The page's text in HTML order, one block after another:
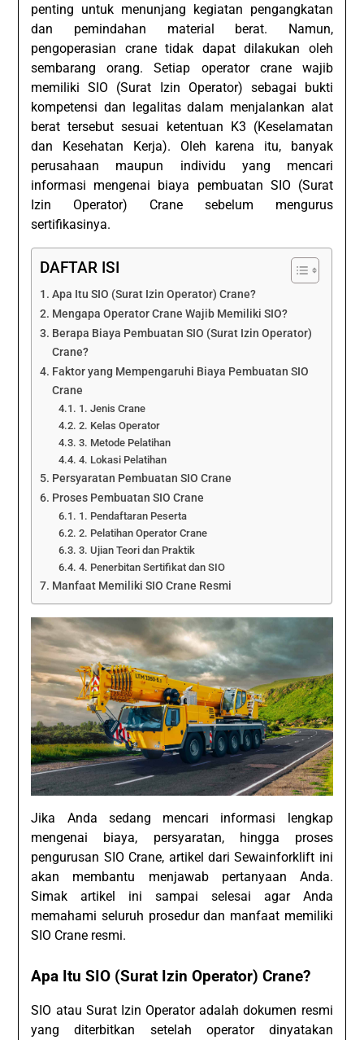
penting untuk menunjang kegiatan pengangkatan
dan pemindahan material berat. Namun,
pengoperasian crane tidak dapat dilakukan oleh
sembarang orang. Setiap operator crane wajib
memiliki SIO (Surat Izin Operator) sebagai bukti
kompetensi dan legalitas dalam menjalankan alat
berat tersebut sesuai ketentuan K3 (Keselamatan
dan Kesehatan Kerja). Oleh karena itu, banyak
perusahaan maupun individu yang mencari
informasi mengenai biaya pembuatan SIO (Surat
Izin Operator) Crane sebelum mengurus
sertifikasinya.
DAFTAR ISI
Apa Itu SIO (Surat Izin Operator) Crane?
Mengapa Operator Crane Wajib Memiliki SIO?
Berapa Biaya Pembuatan SIO (Surat Izin Operator)
Crane?
Faktor yang Mempengaruhi Biaya Pembuatan SIO
Crane
1. Jenis Crane
2. Kelas Operator
3. Metode Pelatihan
4. Lokasi Pelatihan
Persyaratan Pembuatan SIO Crane
Proses Pembuatan SIO Crane
1. Pendaftaran Peserta
2. Pelatihan Operator Crane
3. Ujian Teori dan Praktik
4. Penerbitan Sertifikat dan SIO
Manfaat Memiliki SIO Crane Resmi
Jika Anda sedang mencari informasi lengkap
mengenai biaya, persyaratan, hingga proses
pengurusan SIO Crane, artikel dari Sewainforklift ini
akan membantu menjawab pertanyaan Anda.
Simak artikel ini sampai selesai agar Anda
memahami seluruh prosedur dan manfaat memiliki
SIO Crane resmi.
Apa Itu SIO (Surat Izin Operator) Crane?
SIO atau Surat Izin Operator adalah dokumen resmi
yang diterbitkan setelah operator dinyatakan